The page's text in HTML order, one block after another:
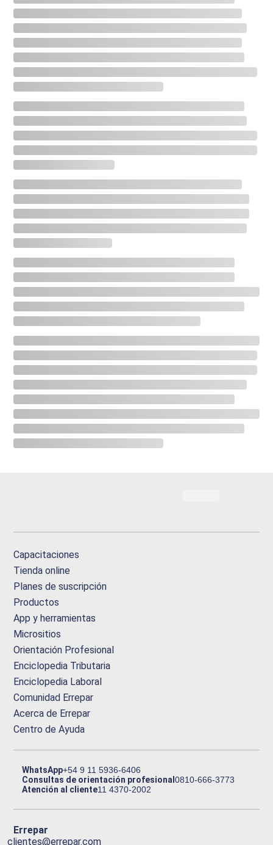
Capacitaciones
Tienda online
Planes de suscripción
Productos
App y herramientas
Micrositios
Orientación Profesional
Enciclopedia Tributaria
Enciclopedia Laboral
Comunidad Errepar
Acerca de Errepar
Centro de Ayuda
WhatsApp+54 9 11 5936-6406
Consultas de orientación profesional0810-666-3773
Atención al cliente11 4370-2002
Errepar
clientes@errepar.com